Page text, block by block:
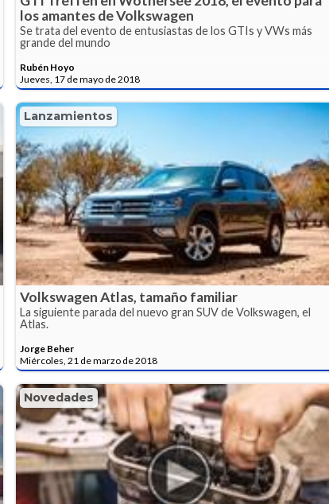
los amantes de Volkswagen
Se trata del evento de entusiastas de los GTIs y VWs más
grande del mundo
Rubén Hoyo
Jueves, 17 de mayo de 2018
Lanzamientos
Volkswagen Atlas, tamaño familiar
La siguiente parada del nuevo gran SUV de Volkswagen, el
Atlas.
Jorge Beher
Miércoles, 21 de marzo de 2018
Novedades